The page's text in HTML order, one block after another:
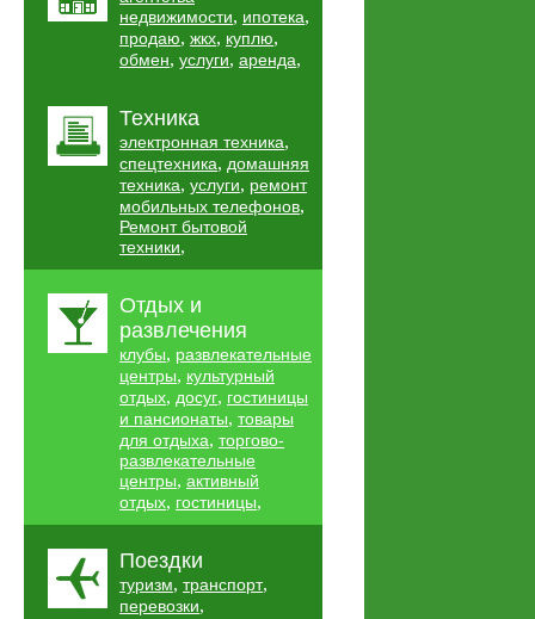
недвижимости, ипотека,
продаю, жкх, куплю,
обмен, услуги, аренда,
Техника
электронная техника,
спецтехника, домашняя
техника, услуги, ремонт
мобильных телефонов,
Ремонт бытовой
техники,
Отдых и
развлечения
клубы, развлекательные
центры, культурный
отдых, досуг, гостиницы
и пансионаты, товары
для отдыха, торгово-
развлекательные
центры, активный
отдых, гостиницы,
Поездки
туризм, транспорт,
перевозки,